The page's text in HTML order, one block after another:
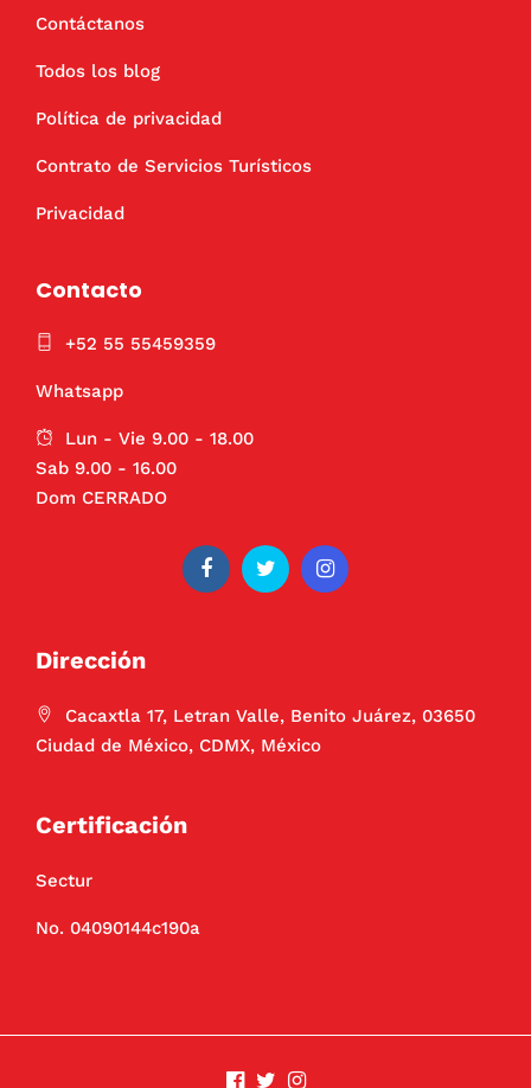
Contáctanos
Todos los blog
Política de privacidad
Contrato de Servicios Turísticos
Privacidad
Contacto
+52 55 55459359
Whatsapp
Lun - Vie 9.00 - 18.00
Sab 9.00 - 16.00
Dom CERRADO
Dirección
Cacaxtla 17, Letran Valle, Benito Juárez, 03650
Ciudad de México, CDMX, México
Certificación
Sectur
No. 04090144c190a